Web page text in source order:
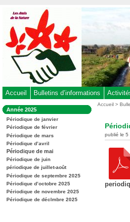
au
contenu
-
Aller
au
menu
-
à
la
recherche
Accueil Bulletins d’informations
Dans
la
rubrique
:
Année 2025
Périodique de janvier
Périodique de février
Périodique de mars
Périodique d’avril
Périodique de mai
Périodique de juin
périodique de juillet-août
Périodique de septembre 2025
Périodique d’octobre 2025
Périodique de novembre 2025
Périodique de déclmbre 2025
Vous
Accueil >
publié le 5